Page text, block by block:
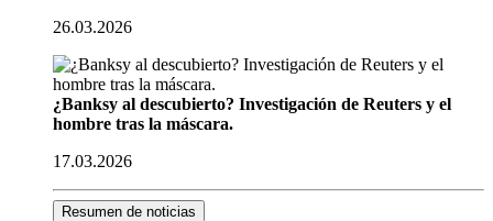
26.03.2026
¿Banksy al descubierto? Investigación de Reuters y el
hombre tras la máscara.
17.03.2026
Resumen de noticias